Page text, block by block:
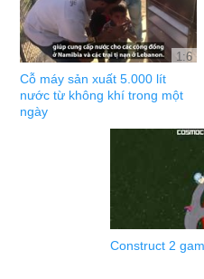
1:6
Cỗ máy sản xuất 5.000 lít
nước từ không khí trong một
ngày
Construct 2